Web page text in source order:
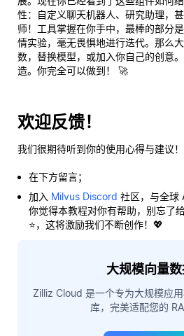
性：自定义聊天机器人、研究助理，
师！工具掌握在你手中，最棒的部分
情实验，毫无畏惧地进行迭代。那么
数，替换模型，或加入你自己的创意
造。你完全可以做到！ 🚀
欢迎反馈！
我们很期待听到你的使用心得与建议！
在下方留言；
加入 Milvus Discord 社区，与全球
你觉得本教程对你有帮助，别忘了
⭐，这将激励我们不断创作！💖
大规模向量
Zilliz Cloud 是一个专为大规模应
库，完美适配您的